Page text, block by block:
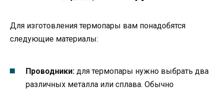
Для изготовления термопары вам понадобятся
следующие материалы:
Проводники: для термопары нужно выбрать два
различных металла или сплава. Обычно